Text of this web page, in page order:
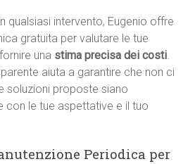
qualsiasi intervento, Eugenio offre
gratuita per valutare le tue
una stima precisa dei costi.
aiuta a garantire che non ci
soluzioni proposte siano
con le tue aspettative e il tuo
Periodica per